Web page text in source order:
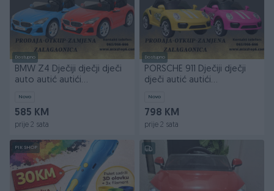
Dostupno
BMW Z4 Dječiji dječji dječi
auto autić autići
Novo
585 KM
prije 2 sata
Dostupno
PORSCHE 911 Dječiji dječji
dječi autić autići
Novo
798 KM
prije 2 sata
PIK SHOP